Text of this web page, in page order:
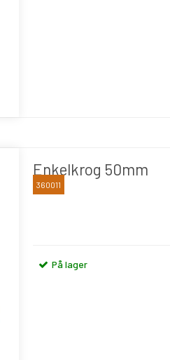
Enkelkrog 50mm
BLIKA
360011
På lager